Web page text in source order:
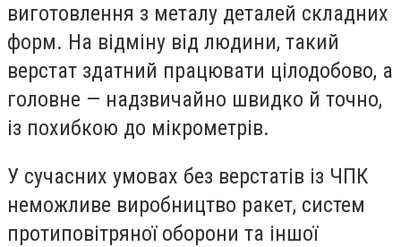
виготовлення з металу деталей складних
форм. На відміну від людини, такий
верстат здатний працювати цілодобово, а
головне — надзвичайно швидко й точно,
із похибкою до мікрометрів.
У сучасних умовах без верстатів із ЧПК
неможливе виробництво ракет, систем
протиповітряної оборони та іншої